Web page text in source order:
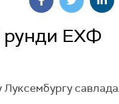
рунди ЕХФ